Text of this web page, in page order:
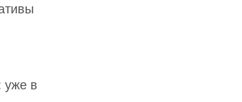
уже в